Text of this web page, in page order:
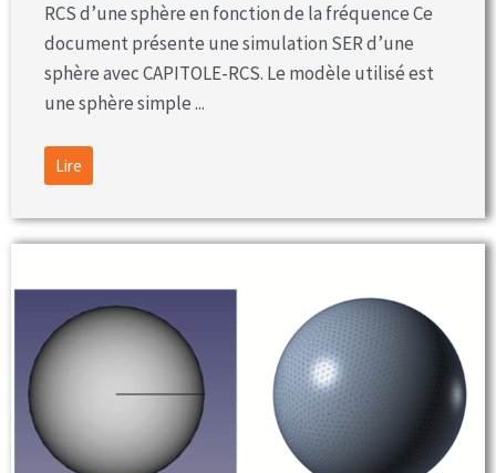
RCS d’une sphère en fonction de la fréquence Ce
document présente une simulation SER d’une
sphère avec CAPITOLE-RCS. Le modèle utilisé est
une sphère simple ...
Lire